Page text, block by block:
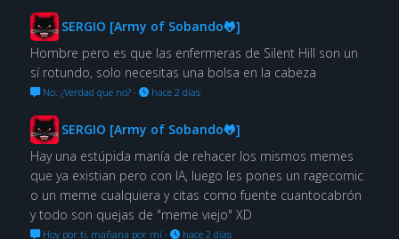
SERGIO [Army of Sobando🐸]
Hombre pero es que las enfermeras de Silent Hill son un
sí rotundo, solo necesitas una bolsa en la cabeza
No. ¿Verdad que no?· hace 2 días
SERGIO [Army of Sobando🐸]
Hay una estúpida manía de rehacer los mismos memes
que ya existian pero con IA, luego les pones un ragecomic
o un meme cualquiera y citas como fuente cuantocabrón
y todo son quejas de "meme viejo" XD
Hoy por ti, mañana por mí· hace 2 días